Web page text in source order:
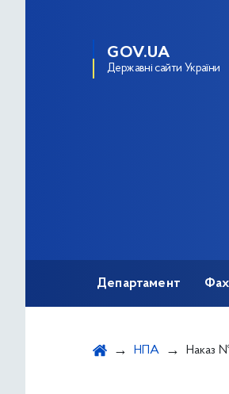
GOV.UA
Державні сайти України
Департамент
НПА Наказ №171 від 24.03.2022